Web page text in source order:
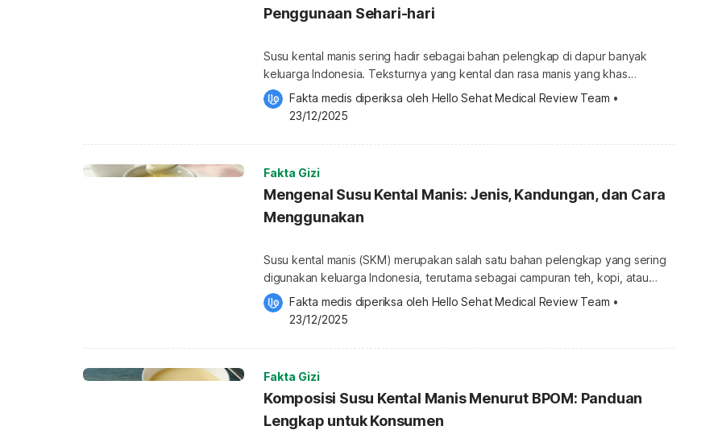
Penggunaan Sehari-hari
Susu kental manis sering hadir sebagai bahan pelengkap di dapur banyak
keluarga Indonesia. Teksturnya yang kental dan rasa manis yang khas
membuat produk ini cocok digunakan sebagai topping roti, campuran kopi
atau teh, hingga tambahan pada hidangan sarapan lainnya. Karena praktis,
langkah memasak yang rumit. Namun, penting […]
Fakta medis diperiksa oleh Hello Sehat Medical Review Team •
23/12/2025
Fakta Gizi
Mengenal Susu Kental Manis: Jenis, Kandungan, dan Cara
Menggunakan
Susu kental manis (SKM) merupakan salah satu bahan pelengkap yang sering
digunakan keluarga Indonesia, terutama sebagai campuran teh, kopi, atau
topping roti saat sarapan. Meski tampak serupa, produk yang beredar di
pasaran sebenarnya termasuk dalam beberapa kategori berbeda sesuai
serta cara memilih produk yang sesuai kebutuhan. Memahami apa […]
Fakta medis diperiksa oleh Hello Sehat Medical Review Team •
23/12/2025
Fakta Gizi
Komposisi Susu Kental Manis Menurut BPOM: Panduan
Lengkap untuk Konsumen